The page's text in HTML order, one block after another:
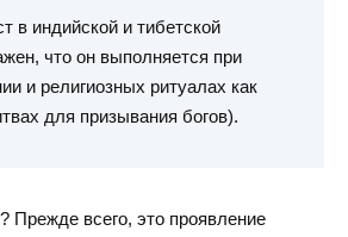
в индийской и тибетской
что он выполняется при
и религиозных ритуалах как
для призывания богов).
Прежде всего, это проявление